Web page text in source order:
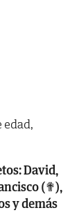
edad,
David,
(✟),
y demás